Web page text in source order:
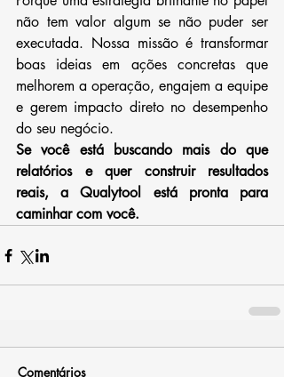
não tem valor algum se não puder ser
executada. Nossa missão é transformar
boas ideias em ações concretas que
melhorem a operação, engajem a equipe
e gerem impacto direto no desempenho
do seu negócio.
Se você está buscando mais do que
relatórios e quer construir resultados
reais, a Qualytool está pronta para
caminhar com você.
Comentários